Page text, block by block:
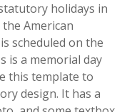
holidays in
American
scheduled on the
is a memorial day
this template to
design. It has a